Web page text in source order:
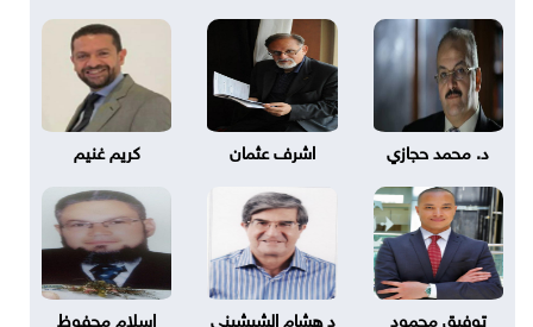
د. محمد حجازي اشرف عثمان كريم غنيم
توفيق محمود د هشام الشيشيني اسلام محفوظ